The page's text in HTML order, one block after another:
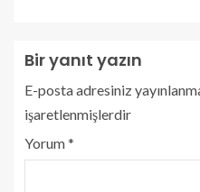
Bir yanıt yazın
E-posta adresiniz
işaretlenmişlerdir
Yorum*